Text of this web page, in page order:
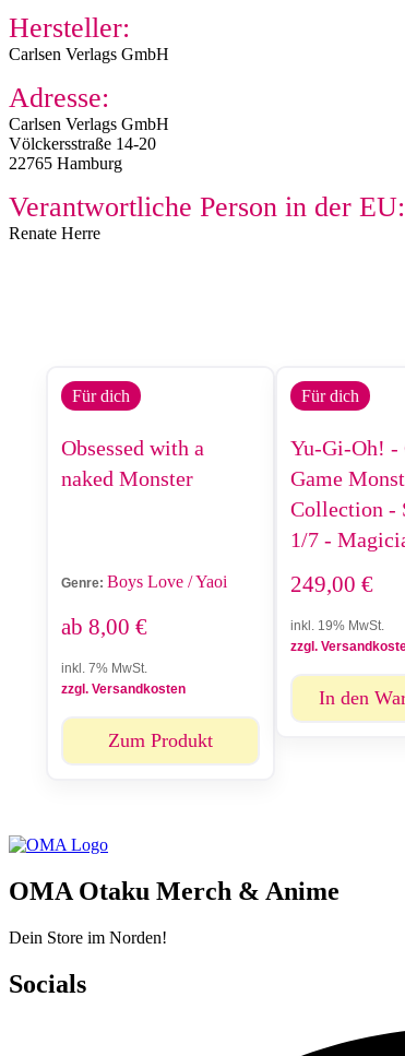
Hersteller:
Carlsen Verlags GmbH
Adresse:
Carlsen Verlags GmbH
Völckersstraße 14-20
22765 Hamburg
Verantwortliche Person in der EU:
Renate Herre
Für dich
Obsessed with a
naked Monster
Genre: Boys Love / Yaoi
ab 8,00 €
inkl. 7% MwSt.
zzgl. Versandkosten
Zum Produkt
Für dich
Yu-Gi-Oh! -
Game
Collection -
1/7 -
249,00 €
inkl. 19% MwSt.
zzgl.
In den
OMA Otaku Merch & Anime
Dein Store im Norden!
Socials